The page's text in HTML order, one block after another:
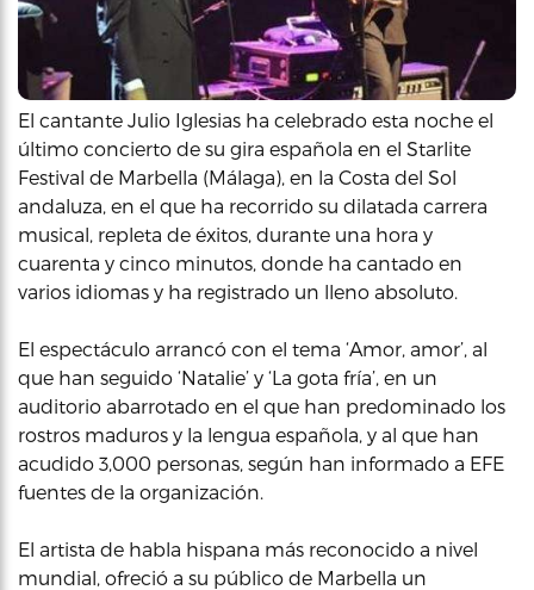
El cantante Julio Iglesias ha celebrado esta noche el
último concierto de su gira española en el Starlite
Festival de Marbella (Málaga), en la Costa del Sol
andaluza, en el que ha recorrido su dilatada carrera
musical, repleta de éxitos, durante una hora y
cuarenta y cinco minutos, donde ha cantado en
varios idiomas y ha registrado un lleno absoluto.
El espectáculo arrancó con el tema ‘Amor, amor’, al
que han seguido ‘Natalie’ y ‘La gota fría’, en un
auditorio abarrotado en el que han predominado los
rostros maduros y la lengua española, y al que han
acudido 3,000 personas, según han informado a EFE
fuentes de la organización.
El artista de habla hispana más reconocido a nivel
mundial, ofreció a su público de Marbella un